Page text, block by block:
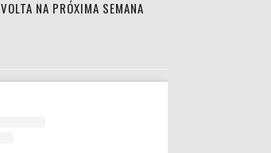
VOLTA NA PRÓXIMA SEMANA